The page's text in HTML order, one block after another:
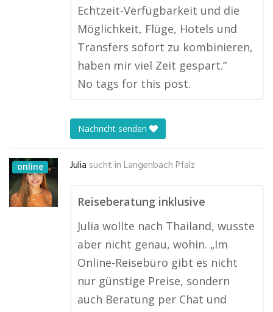
Echtzeit-Verfügbarkeit und die
Möglichkeit, Flüge, Hotels und
Transfers sofort zu kombinieren,
haben mir viel Zeit gespart.“
No tags for this post.
Nachricht senden
online Julia sucht in Langenbach Pfalz
Reiseberatung inklusive
Julia wollte nach Thailand, wusste
aber nicht genau, wohin. „Im
Online-Reisebüro gibt es nicht
nur günstige Preise, sondern
auch Beratung per Chat und